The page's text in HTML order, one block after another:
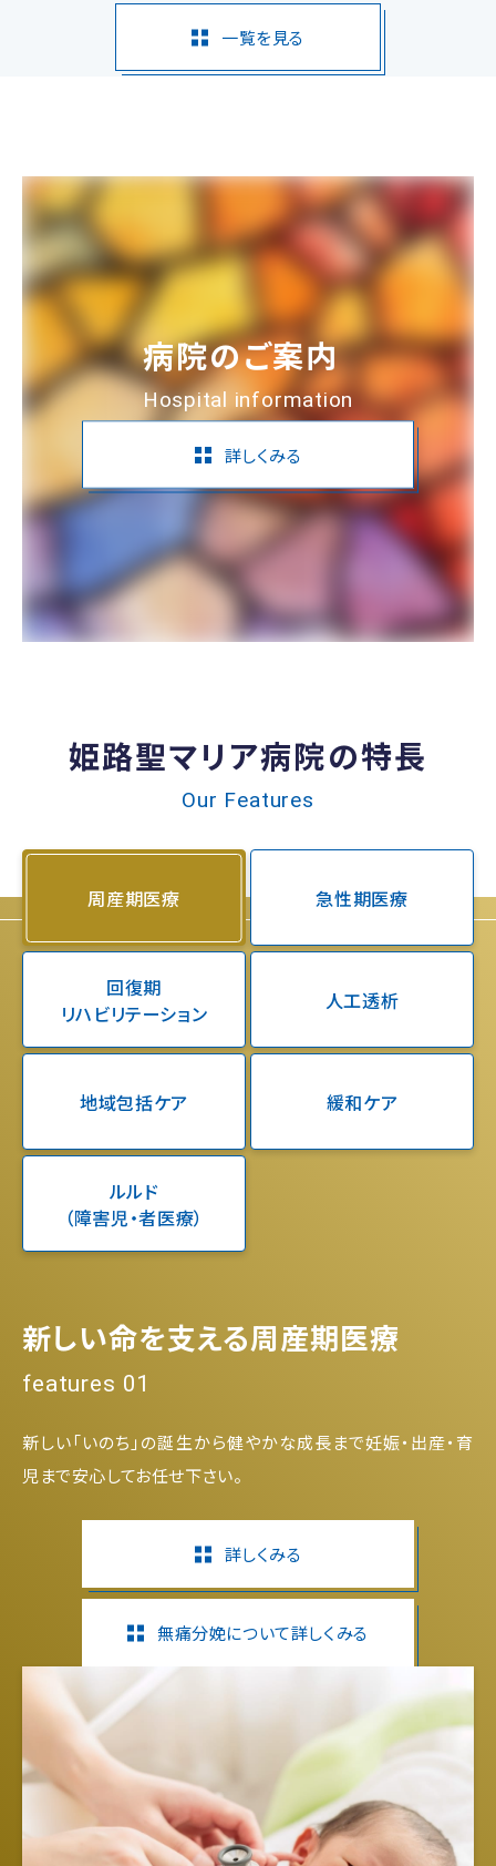
一覧を見る
病院のご案内
Hospital information
詳しくみる
姫路聖マリア病院の特長
Our Features
周産期医療 急性期医療
回復期
リハビリテーション
人工透析
地域包括ケア 緩和ケア
ルルド
（障害児・者医療）
新しい命を支える周産期医療
features 01
新しい「いのち」の誕生から健やかな成長まで妊娠・出産・育
児まで安心してお任せ下さい。
詳しくみる
無痛分娩について詳しくみる